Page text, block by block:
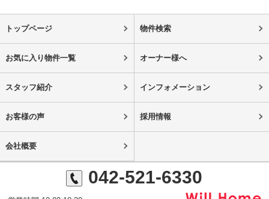
トップページ 物件検索
お気に入り物件一覧 オーナー様へ
スタッフ紹介 インフォメーション
お客様の声 採用情報
会社概要
042-521-6330